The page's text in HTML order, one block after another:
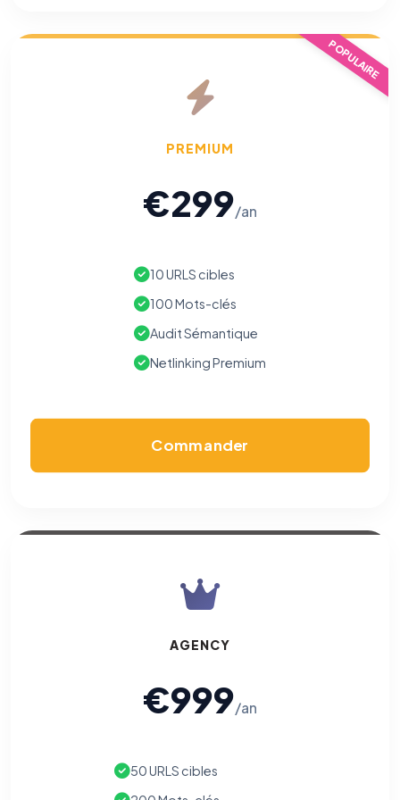
POPULAIRE
PREMIUM
€299/an
10 URLS cibles
100 Mots-clés
Audit Sémantique
Netlinking Premium
Commander
AGENCY
€999/an
50 URLS cibles